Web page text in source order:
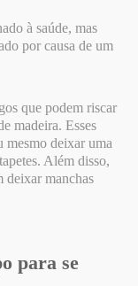
à saúde, mas
por causa de um
que podem riscar
madeira. Esses
mesmo deixar uma
Além disso,
deixar manchas
para se